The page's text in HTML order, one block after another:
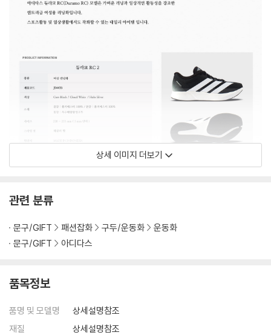
상세 이미지 더보기
관련 분류
문구/GIFT 패션잡화 구두/운동화
운동화
문구/GIFT
아디다스
품목정보
품명 및 모델명
상세설명참조
재질
상세설명참조